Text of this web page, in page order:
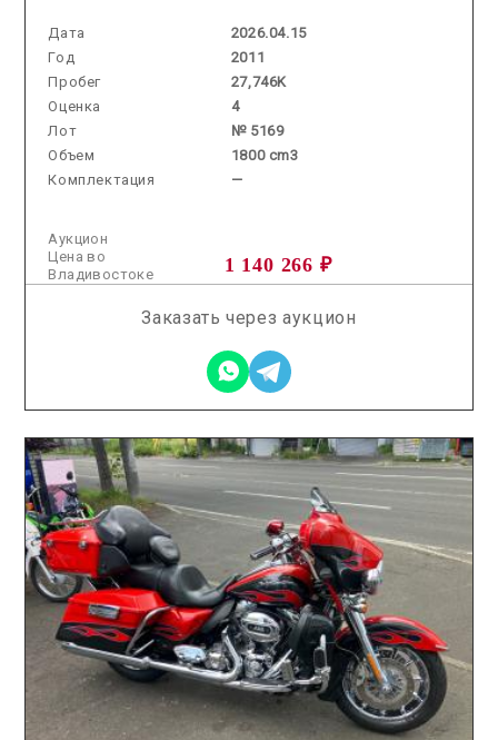
Дата
2026.04.15
Год
2011
Пробег
27,746K
Оценка
4
Лот
№ 5169
Объем
1800 cm3
Комплектация
—
Аукцион
1 140 266 ₽
Цена во
Владивостоке
Заказать через аукцион